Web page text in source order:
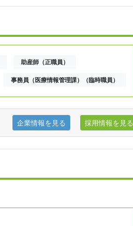
助産師（正職員）
事務員（医療情報管理課）（臨時職員）
企業情報を見る 採用情報を見る